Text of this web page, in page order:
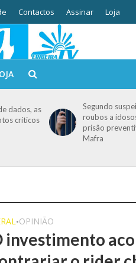
Contactos Assinar Loja
dados, as
críticos
Segundo
roubos a
prisão
Mafra
•OPINIÃO
investimento